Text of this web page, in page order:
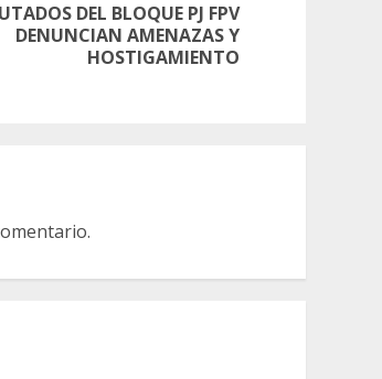
DEL BLOQUE PJ FPV
DENUNCIAN AMENAZAS Y
HOSTIGAMIENTO